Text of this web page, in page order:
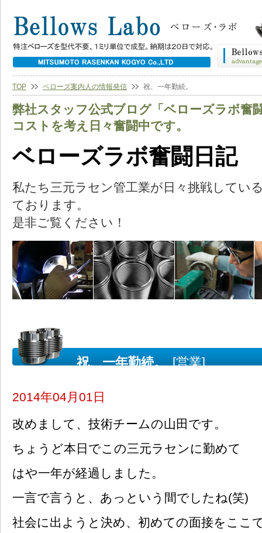
TOP ベローズ案内人の情報発信 祝、一年勤続。
弊社スタッフ公式ブログ「ベローズラボ奮
コストを考え日々奮闘中です。
ベローズラボ奮闘日記
私たち三元ラセン管工業が日々挑戦してい
ております。
是非ご覧ください！
祝、一年勤続。 [営業]
2014年04月01日
改めまして、技術チームの山田です。
ちょうど本日でこの三元ラセンに勤めて
はや一年が経過しました。
一言で言うと、あっという間でしたね(笑)
社会に出ようと決め、初めての面接をここ